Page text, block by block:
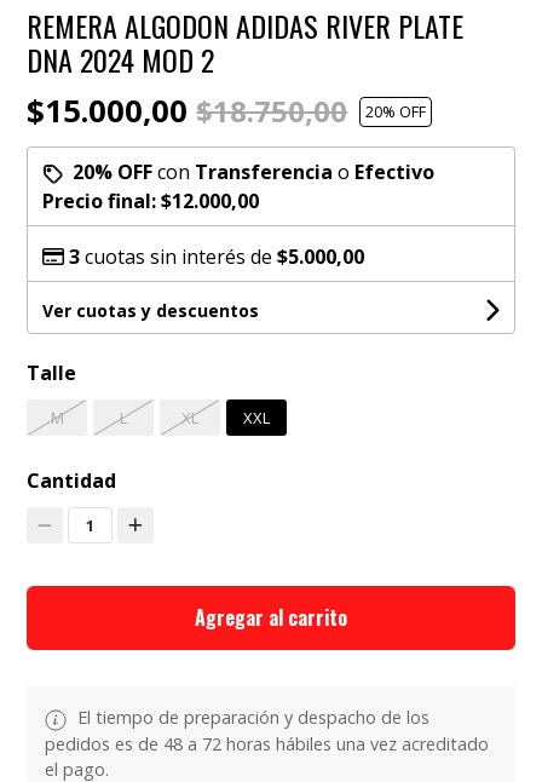
REMERA ALGODON ADIDAS RIVER PLATE
DNA 2024 MOD 2
$15.000,00$18.750,00 20% OFF
20% OFFcon Transferencia o Efectivo
Precio final:$12.000,00
3cuotas sin interés de$5.000,00
Ver cuotas y descuentos
Talle
M L XL XXL
Cantidad
1
Agregar al carrito
El tiempo de preparación y despacho de los
pedidos es de 48 a 72 horas hábiles una vez acreditado
el pago.